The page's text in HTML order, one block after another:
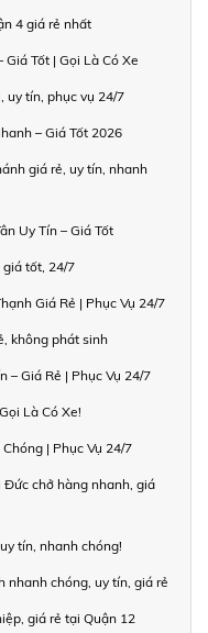
4 giá rẻ nhất
Tốt | Gọi Là Có Xe
uy tín, phục vụ 24/7
– Giá Tốt 2026
giá rẻ, uy tín, nhanh
Uy Tín – Giá Tốt
giá tốt, 24/7
Giá Rẻ | Phục Vụ 24/7
không phát sinh
– Giá Rẻ | Phục Vụ 24/7
Là Có Xe!
| Phục Vụ 24/7
Đức chở hàng nhanh, giá
tín, nhanh chóng!
nhanh chóng, uy tín, giá rẻ
giá rẻ tại Quận 12